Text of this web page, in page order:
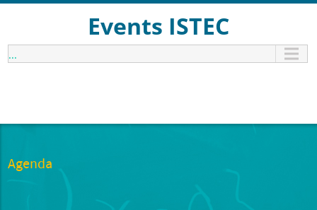
Events ISTEC
...
Agenda